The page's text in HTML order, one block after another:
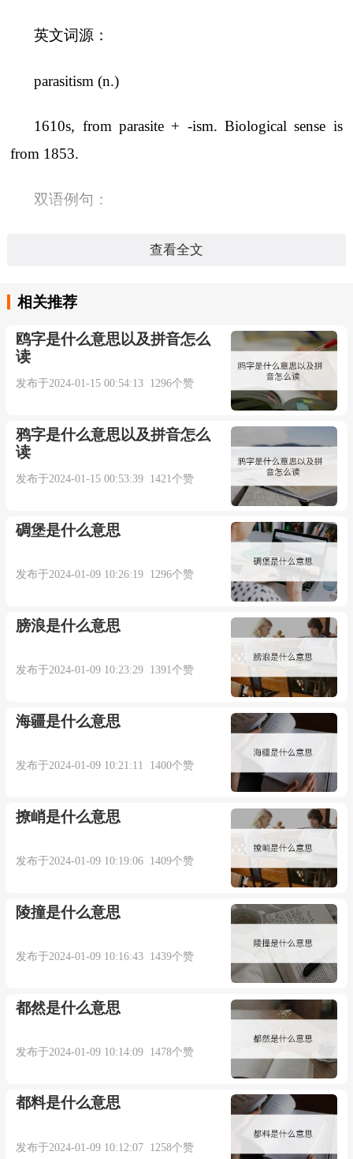
英文词源：
parasitism (n.)
1610s, from parasite + -ism. Biological sense is
from 1853.
双语例句：
1. Gastrointestinal parasitism is characterized
2. Many biologists think that sex, for example, is a
response to parasitism.
比如说许多生物学家认为性就是对寄生病菌的
3. You hate emotional parasitism, whiners and
outsiders interfering with your business.
你不喜欢别人情绪依靠,哀怨嘀咕以及外界干扰
4. I only am the parasitism in deep place some
corner that small bead.
我只是寄生于深处某一隅那一颗小小的珠子.
来自互联网
5. Can cancer cell be in the parasitism of which a
查看全文
相关推荐
鸥字是什么意思以及拼音怎么
读
发布于2024-01-15 00:54:13 1296个赞
鸦字是什么意思以及拼音怎么
读
发布于2024-01-15 00:53:39 1421个赞
碉堡是什么意思
发布于2024-01-09 10:26:19 1296个赞
膀浪是什么意思
发布于2024-01-09 10:23:29 1391个赞
海疆是什么意思
发布于2024-01-09 10:21:11 1400个赞
撩峭是什么意思
发布于2024-01-09 10:19:06 1409个赞
陵撞是什么意思
发布于2024-01-09 10:16:43 1439个赞
都然是什么意思
发布于2024-01-09 10:14:09 1478个赞
都料是什么意思
发布于2024-01-09 10:12:07 1258个赞